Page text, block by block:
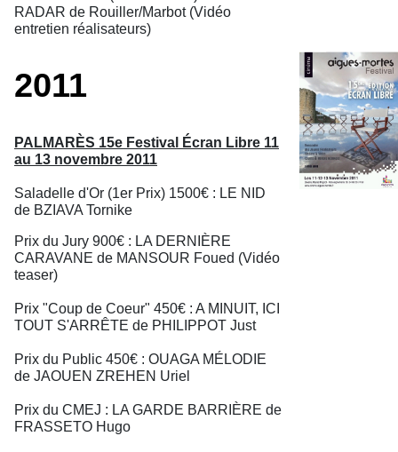
RADAR de Rouiller/Marbot (Vidéo
entretien réalisateurs)
2011
PALMARÈS 15e Festival Écran Libre 11
au 13 novembre 2011
Saladelle d'Or (1er Prix) 1500€ : LE NID
de BZIAVA Tornike
Prix du Jury 900€ : LA DERNIÈRE
CARAVANE de MANSOUR Foued (Vidéo
teaser)
Prix "Coup de Coeur" 450€ : A MINUIT, ICI
TOUT S'ARRÊTE de PHILIPPOT Just
Prix du Public 450€ : OUAGA MÉLODIE
de JAOUEN ZREHEN Uriel
Prix du CMEJ : LA GARDE BARRIÈRE de
FRASSETO Hugo